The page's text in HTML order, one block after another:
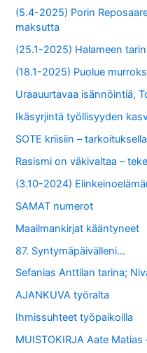
(5.4-2025) Porin
maksutta
(25.1-2025) Halameen
(18.1-2025) Puolue
Uraauurtavaa isännöintiä,
Ikäsyrjintä työllisyyden
SOTE kriisiin –
Rasismi on väkivaltaa –
(3.10-2024)
SAMAT numerot
Maailmankirjat kääntyneet
87. Syntymäpäivälleni…
Sefanias Anttilan tarina;
AJANKUVA työralta
Ihmissuhteet työpaikoilla
MUISTOKIRJA Aate Matias